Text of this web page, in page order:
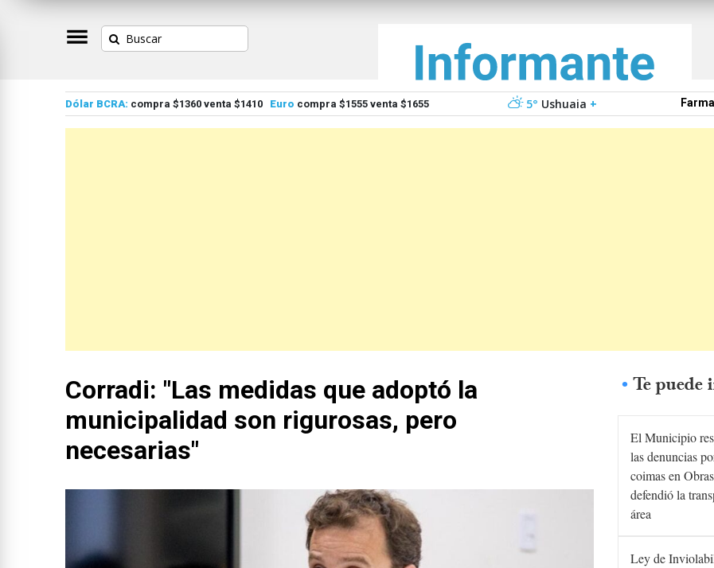
Dólar BCRA: compra $1360 venta $1410 Euro compra $1555 venta $1655 5° Ushuaia +
Corradi: "Las medidas que adoptó la
municipalidad son rigurosas, pero
necesarias"
Te puede
El Municipio
las denuncias
coimas en
defendió la
área
Ley de